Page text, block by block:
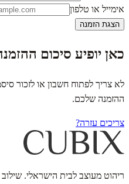
אימייל או טלפון
הצגת הזמנה
כאן יופיע סיכום
לא צריך לפתוח חשבון או לזכור
ההזמנה שלכם.
צריכים עזרה?
ריהוט מעוצב לבית הישראלי.